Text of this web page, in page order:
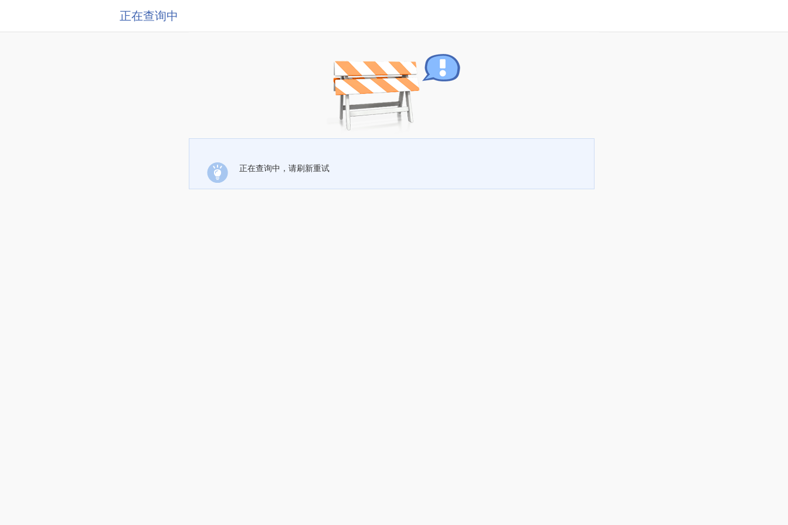
正在查询中
正在查询中，请刷新重试